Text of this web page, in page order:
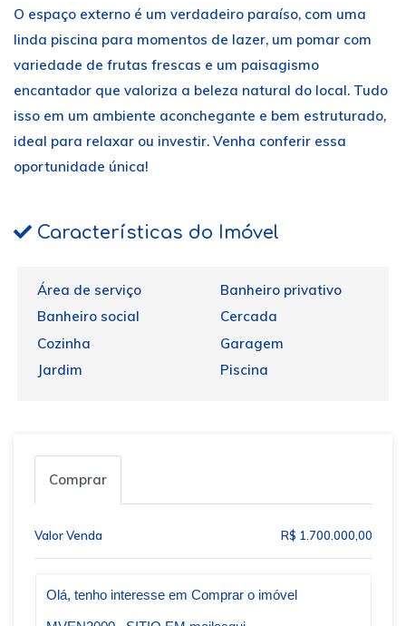
O espaço externo é um verdadeiro paraíso, com uma
linda piscina para momentos de lazer, um pomar com
variedade de frutas frescas e um paisagismo
encantador que valoriza a beleza natural do local. Tudo
isso em um ambiente aconchegante e bem estruturado,
ideal para relaxar ou investir. Venha conferir essa
oportunidade única!
Características do Imóvel
Área de serviço
Banheiro privativo
Banheiro social
Cercada
Cozinha
Garagem
Jardim
Piscina
Comprar
Valor Venda R$ 1.700.000,00